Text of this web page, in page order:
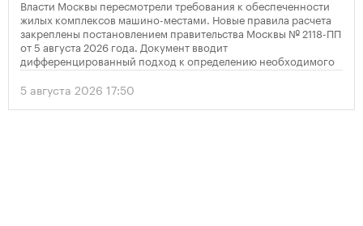
Власти Москвы пересмотрели требования к обеспеченности
жилых комплексов машино-местами. Новые правила расчета
закреплены постановлением правительства Москвы № 2118-ПП
от 5 августа 2026 года. Документ вводит
дифференцированный подход к определению необходимого
количества парковок в зависимости от площади квартир и
устанавливает переходный период для уже согласованных
проектов.
5 августа 2026 17:50